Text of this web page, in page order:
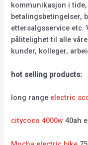
kommunikasjon i
betalingsbetingelser,
ettersalgsservice etc.
pålitelighet til alle
kunder, kolleger,
hot selling products:
long range electric
citycoco 4000w 40ah